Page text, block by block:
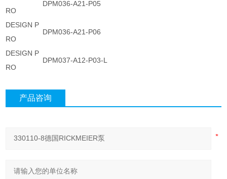
RO
DPM036-A21-P05
DESIGN P
RO
DPM036-A21-P06
DESIGN P
RO
DPM037-A12-P03-L
产品咨询